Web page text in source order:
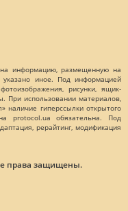
информацию, размещенную на
иное. Под информацией
рисунки, ящик-
При использовании материалов,
наличие гиперссылки открытого
protocol.ua обязательна. Под
рерайтинг, модификация
права защищены.